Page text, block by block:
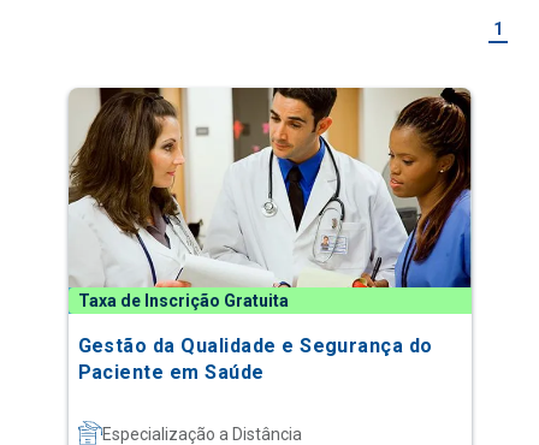
1
Taxa de Inscrição Gratuita
Gestão da Qualidade e Segurança do
Paciente em Saúde
Especialização a Distância